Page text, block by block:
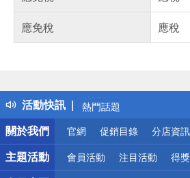
應免稅
應稅
活動快訊
得獎公告
熱門話題
銀行優惠
偏遠地區配送
詐騙網頁！請小心！
關於我們
官網 促銷目錄 分店資訊
主題活動 會員活動 注目活動 得